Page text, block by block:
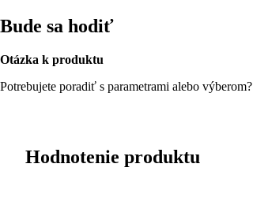
Bude sa hodiť
Otázka k produktu
Potrebujete poradiť s parametrami alebo výberom?
Hodnotenie produktu